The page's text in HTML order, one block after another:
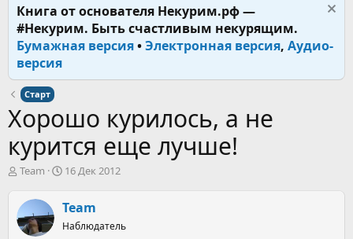
Книга от основателя Некурим.рф —
#Некурим. Быть счастливым некурящим.
Бумажная версия•Электронная версия, Аудио-
версия
Старт
Хорошо курилось, а не
курится еще лучше!
А
о
р
Team
Д
а
н
16 Дек 2012
Team
Наблюдатель